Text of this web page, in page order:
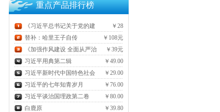
重点产品排行榜
《习近平总书记关于党的建
设的重要思想概论》
￥28
替补：哈里王子自传
￥108元
《加强作风建设 全面从严治
党》
￥39元
习近平用典第二辑
￥49.00
习近平新时代中国特色社会
主义思想三十讲
￥29.00
习近平的七年知青岁月
￥76.00
习近平谈治国理政第二卷
￥80.00
白鹿原
￥39.80